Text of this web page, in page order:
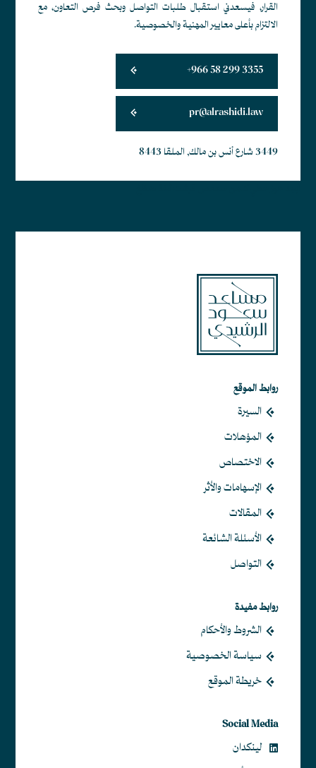
القرار، فيسعدني استقبال طلبات التواصل وبحث فرص التعاون، مع
الالتزام بأعلى معايير المهنية والخصوصية.
+966 58 299 3355
pr@alrashidi.law
3449 شارع أنس بن مالك, الملقا 8443
روابط الموقع
السيرة
المؤهلات
الاختصاص
الإسهامات والأثر
المقالات
الأسئلة الشائعة
التواصل
روابط مفيدة
الشروط والأحكام
سياسة الخصوصية
خريطة الموقع
Social Media
لينكدان